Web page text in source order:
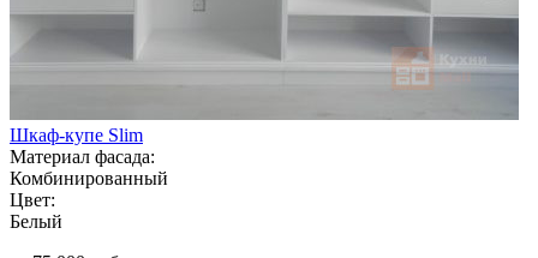
Шкаф-купе Slim
Материал фасада:
Комбинированный
Цвет:
Белый